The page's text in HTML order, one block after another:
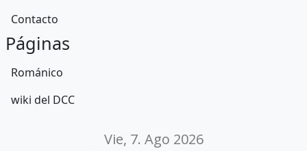
Contacto
Páginas
Románico
wiki del DCC